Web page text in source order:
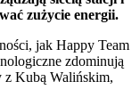
zużycie energii.
jak Happy Team
zdominują
z Kubą Walińskim,